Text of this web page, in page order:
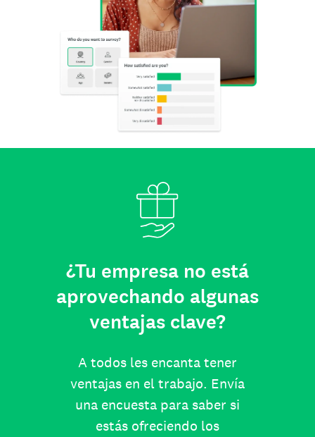
¿Tu empresa no está
aprovechando algunas
ventajas clave?
A todos les encanta tener
ventajas en el trabajo. Envía
una encuesta para saber si
estás ofreciendo los